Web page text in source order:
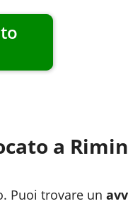
a
Puoi trovare un